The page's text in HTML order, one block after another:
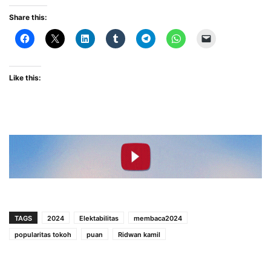
Share this:
Like this:
TAGS 2024 Elektabilitas
membaca2024
popularitas tokoh
puan Ridwan kamil